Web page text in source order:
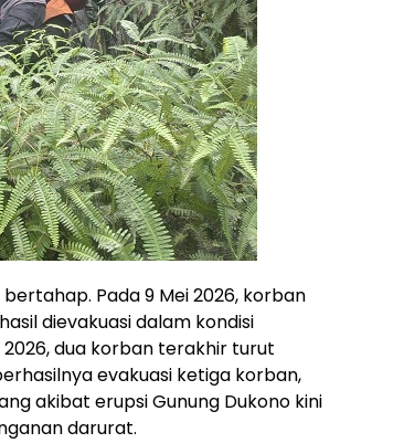
Pada 9 Mei 2026, korban
dievakuasi dalam kondisi
2026, dua korban terakhir turut
evakuasi ketiga korban,
akibat erupsi Gunung Dukono kini
darurat.